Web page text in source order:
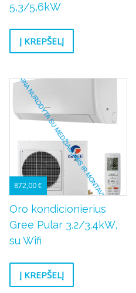
5,3/5,6kW
Į KREPŠELĮ
872,00€
Oro kondicionierius
Gree Pular 3.2/3.4kW,
su Wifi
Į KREPŠELĮ